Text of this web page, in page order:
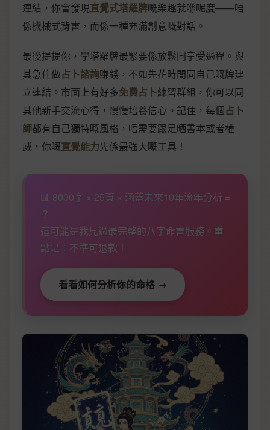
連結，你會發現直覺式塔羅牌嘅樂趣就喺呢度——唔
係機械式背書，而係一種充滿創意嘅對話。
最後提提你，學塔羅牌最緊要係放鬆同享受過程。與
其急住做占卜諮詢賺錢，不如先花時間同自己嘅牌建
立連結。市面上有好多免費占卜練習群組，你可以同
其他新手交流心得，慢慢培養信心。記住，每個占卜
師都有自己獨特嘅風格，唔需要跟足晒書本或者權
威，你嘅直覺能力先係最強大嘅工具！
📊 8000字 × 25頁 × 涵蓋未來10年流年分析 =
？
這可能是我見過最完整的八字命書服務。重
點是：不準可退款！
看看如何分析你的命格 →